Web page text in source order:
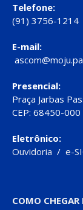
Telefone:
(91) 3756-1214
E-mail:
Presencial:
Praça Jarbas
CEP: 68450-000
Eletrônico:
Ouvidoria / e-
COMO CHEGAR